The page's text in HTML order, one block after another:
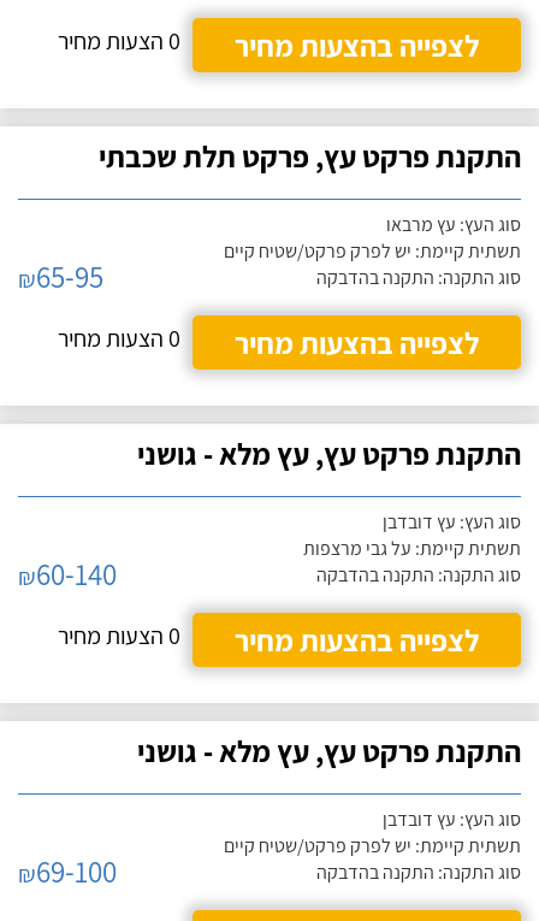
לצפייה בהצעות מחיר 0 הצעות מחיר
התקנת פרקט עץ, פרקט תלת שכבתי
סוג העץ: עץ מרבאו
תשתית קיימת: יש לפרק פרקט/שטיח קיים
סוג התקנה: התקנה בהדבקה
₪65-95
לצפייה בהצעות מחיר
0 הצעות מחיר
התקנת פרקט עץ, עץ מלא - גושני
סוג העץ: עץ דובדבן
תשתית קיימת: על גבי מרצפות
סוג התקנה: התקנה בהדבקה
₪60-140
לצפייה בהצעות מחיר
0 הצעות מחיר
התקנת פרקט עץ, עץ מלא - גושני
סוג העץ: עץ דובדבן
תשתית קיימת: יש לפרק פרקט/שטיח קיים
סוג התקנה: התקנה בהדבקה
₪69-100